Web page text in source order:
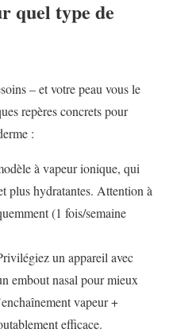
quel type de
– et votre peau vous le
repères concrets pour
:
à vapeur ionique, qui
plus hydratantes. Attention à
(1 fois/semaine
un appareil avec
embout nasal pour mieux
vapeur +
efficace.